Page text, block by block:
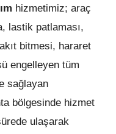
hizmetimiz; araç
lastik patlaması,
bitmesi, hararet
engelleyen tüm
sağlayan
bölgesinde hizmet
ulaşarak